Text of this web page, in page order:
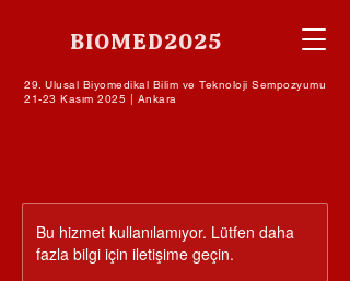
BIOMED2025
29. Ulusal Biyomedikal Bilim ve Teknoloji Sempozyumu
21-23 Kasım 2025 | Ankara
Bu hizmet kullanılamıyor. Lütfen daha
fazla bilgi için iletişime geçin.